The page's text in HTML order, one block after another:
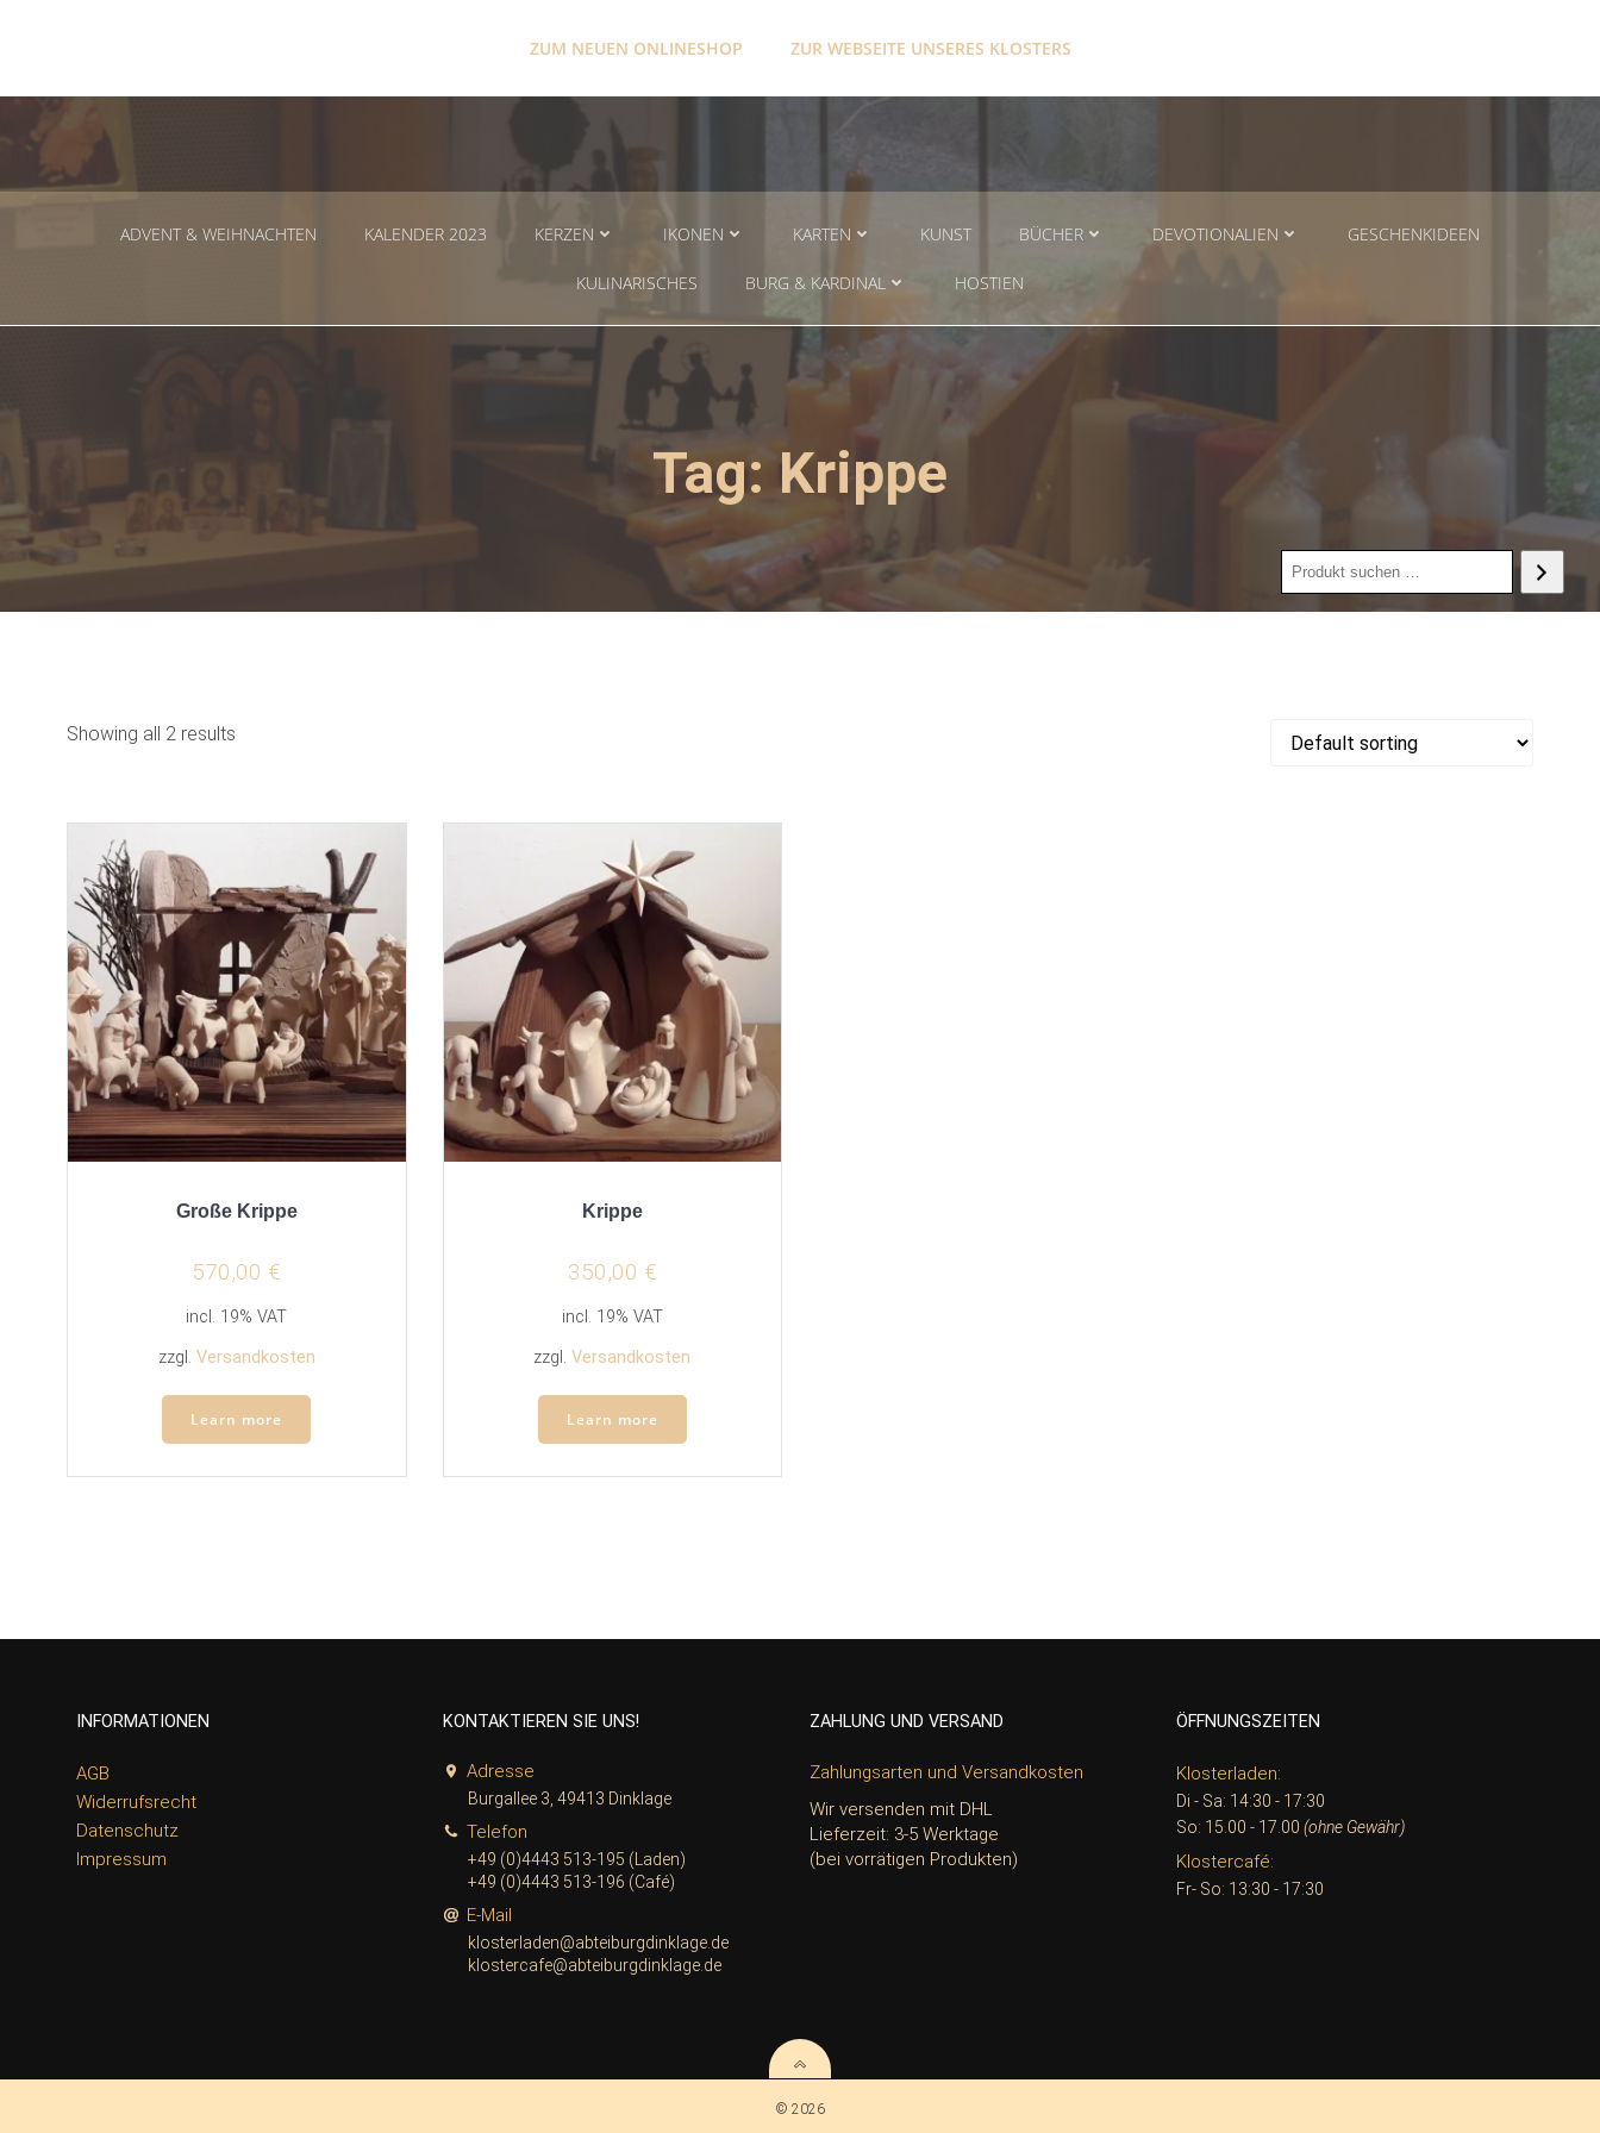
ZUM NEUEN ONLINESHOP ZUR WEBSEITE UNSERES KLOSTERS
ADVENT & WEIHNACHTEN KALENDER 2023 KERZEN IKONEN KARTEN KUNST BÜCHER DEVOTIONALIEN GESCHENKIDEEN
KULINARISCHES BURG & KARDINAL HOSTIEN
Tag: Krippe
Produkt
suchen
Showing all 2 results
Große Krippe
570,00 €
incl. 19% VAT
zzgl. Versandkosten
Learn more
Krippe
350,00 €
incl. 19% VAT
zzgl.Versandkosten
Learn more
INFORMATIONEN
AGB
Widerrufsrecht
Datenschutz
Impressum
KONTAKTIEREN SIE UNS!
Adresse
Burgallee 3, 49413 Dinklage
Telefon
+49 (0)4443 513-195 (Laden)
+49 (0)4443 513-196 (Café)
E-Mail
klosterladen@abteiburgdinklage.de
klostercafe@abteiburgdinklage.de
ZAHLUNG UND VERSAND
Zahlungsarten und Versandkosten
Wir versenden mit DHL
Lieferzeit: 3-5 Werktage
(bei vorrätigen Produkten)
ÖFFNUNGSZEITEN
Klosterladen:
Di - Sa: 14:30 - 17:30
So: 15.00 - 17.00 (ohne Gewähr)
Klostercafé:
Fr- So: 13:30 - 17:30
© 2026